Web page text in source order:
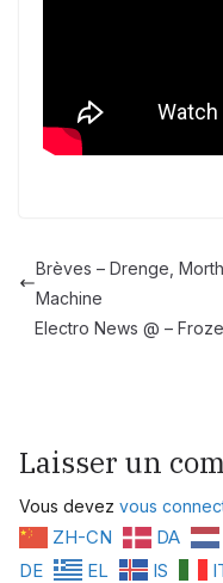
Brèves – Drenge,
Machine
Electro News @ –
Laisser un
Vous devez vous
ZH-CN DA
DE
EL IS